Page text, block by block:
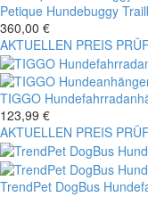
Petique Hundebuggy
360,00 €
AKTUELLEN PREIS
TIGGO
123,99 €
AKTUELLEN PREIS
TrendPet DogBus